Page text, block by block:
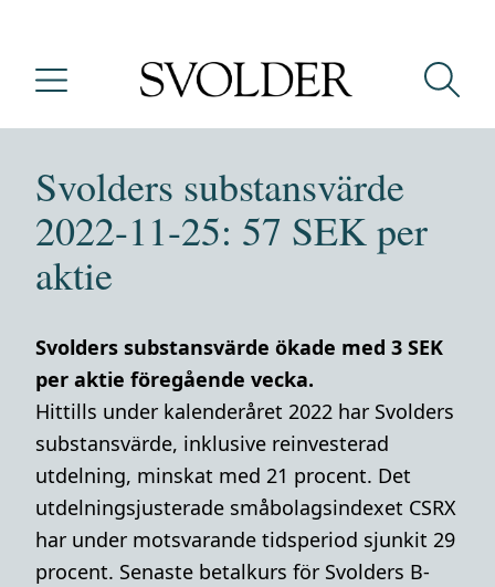
Svolders substansvärde
2022-11-25: 57 SEK per
aktie
Svolders substansvärde ökade med 3 SEK
per aktie föregående vecka.
Hittills under kalenderåret 2022 har Svolders
substansvärde, inklusive reinvesterad
utdelning, minskat med 21 procent. Det
utdelningsjusterade småbolagsindexet CSRX
har under motsvarande tidsperiod sjunkit 29
procent. Senaste betalkurs för Svolders B-